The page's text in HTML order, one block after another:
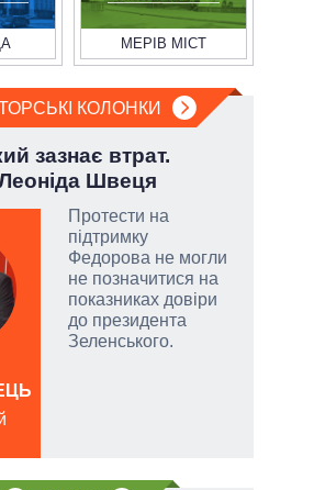
МЕРІВ МІСТ
КОЛОНКИ
зазнає втрат.
Швеця
Протести на
підтримку
Федорова не могли
не позначитися на
показниках довіри
до президента
Зеленського.